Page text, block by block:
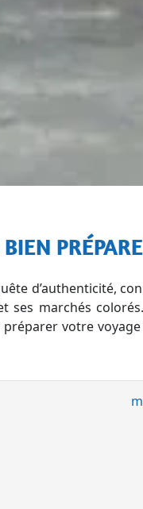
d’authenticité,
ses marchés
votre